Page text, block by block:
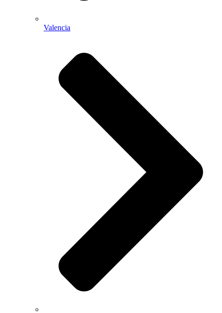
Valencia